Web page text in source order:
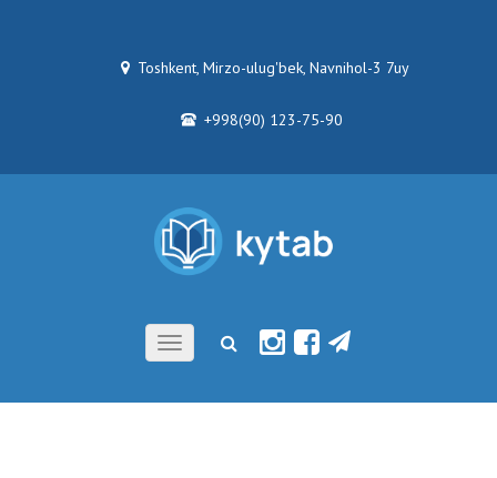
Toshkent, Mirzo-ulug'bek, Navnihol-3 7uy
+998(90) 123-75-90
Toggle